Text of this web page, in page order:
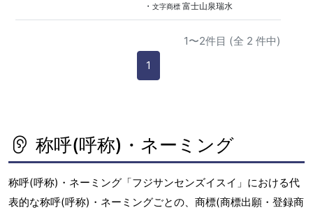
・ 文字商標富士山泉瑞水
1〜2件目 (全 2 件中)
1
称呼(呼称)・ネーミング
称呼(呼称)・ネーミング「フジサンセンズイスイ」における代
表的な称呼(呼称)・ネーミングごとの、商標(商標出願・登録商